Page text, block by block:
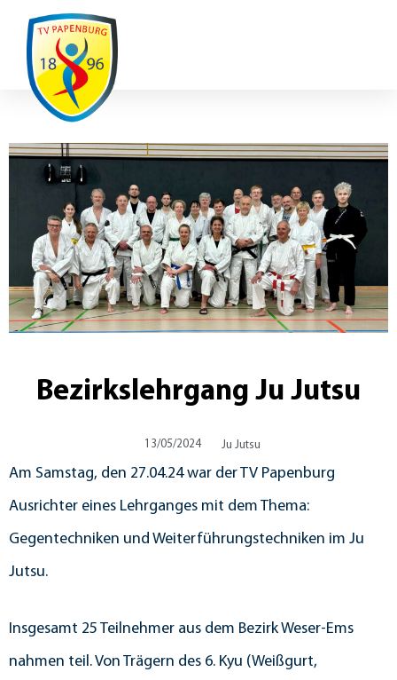
Ausfälle / Änderungen
Bezirkslehrgang Ju Jutsu
13/05/2024 Ju Jutsu
Am Samstag, den 27.04.24 war der TV Papenburg
Ausrichter eines Lehrganges mit dem Thema:
Gegentechniken und Weiterführungstechniken im Ju
Jutsu.
Insgesamt 25 Teilnehmer aus dem Bezirk Weser-Ems
nahmen teil. Von Trägern des 6. Kyu (Weißgurt,